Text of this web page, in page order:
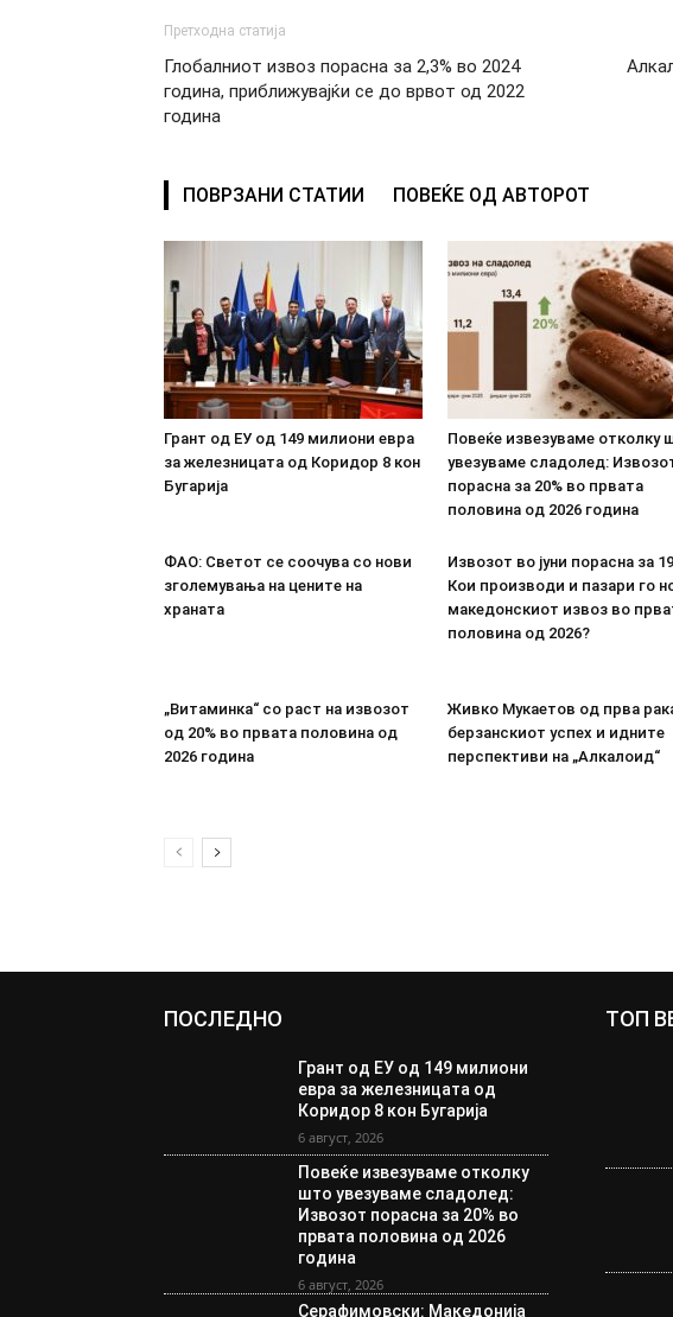
Претходна статија
Глобалниот извоз порасна за 2,3% во 2024
година, приближувајќи се до врвот од 2022
година
ПОВРЗАНИ СТАТИИ ПОВЕЌЕ ОД АВТОРОТ
Грант од ЕУ од 149 милиони евра
за железницата од Коридор 8 кон
Бугарија
Повеќе извезуваме отколку
увезуваме сладолед:
порасна за 20% во првата
половина од 2026 година
ФАО: Светот се соочува со нови
зголемувања на цените на
храната
Извозот во јуни порасна за
Кои производи и пазари го
македонскиот извоз во
половина од 2026?
„Витаминка“ со раст на извозот
од 20% во првата половина од
2026 година
Живко Мукаетов од прва
берзанскиот успех и идните
перспективи на „Алкалоид“
ПОСЛЕДНО
Грант од ЕУ од 149 милиони
евра за железницата од
Коридор 8 кон Бугарија
6 август, 2026
Повеќе извезуваме отколку
што увезуваме сладолед:
Извозот порасна за 20% во
првата половина од 2026
година
6 август, 2026
Серафимовски: Македонија
ТОП